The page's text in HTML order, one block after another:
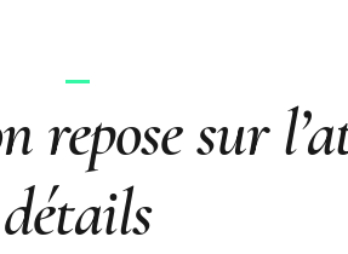
repose sur
détails